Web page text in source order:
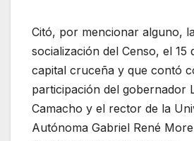
Citó, por mencionar alguno,
socialización del Censo, el 15
capital cruceña y que contó
participación del gobernador
Camacho y el rector de la
Autónoma Gabriel René